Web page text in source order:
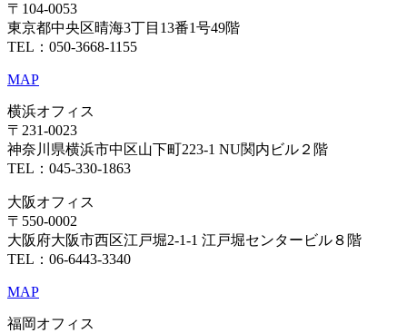
〒104-0053
東京都中央区晴海3丁目13番1号49階
TEL：050-3668-1155
MAP
横浜オフィス
〒231-0023
神奈川県横浜市中区山下町223-1 NU関内ビル２階
TEL：045-330-1863
大阪オフィス
〒550-0002
大阪府大阪市西区江戸堀2-1-1 江戸堀センタービル８階
TEL：06-6443-3340
MAP
福岡オフィス